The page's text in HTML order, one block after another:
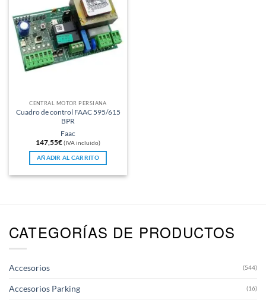
CENTRAL MOTOR PERSIANA
Cuadro de control FAAC 595/615
BPR
Faac
147,55€(IVA incluido)
AÑADIR AL CARRITO
CATEGORÍAS DE PRODUCTOS
Accesorios (544)
Accesorios Parking (16)